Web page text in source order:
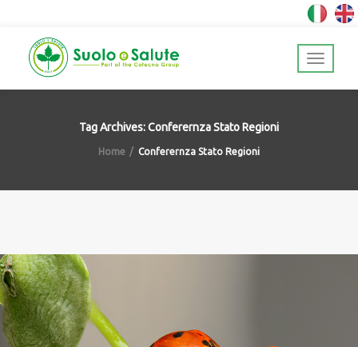
Tag Archives: Conferernza Stato Regioni
Home Conferernza Stato Regioni